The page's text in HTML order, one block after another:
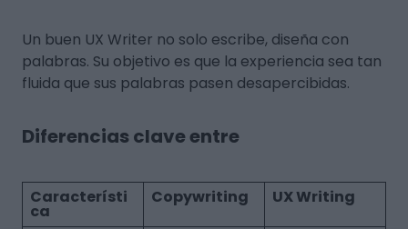
Un buen UX Writer no solo escribe, diseña con
palabras. Su objetivo es que la experiencia sea tan
fluida que sus palabras pasen desapercibidas.
Diferencias clave entre
Característi
ca
Copywriting UX Writing